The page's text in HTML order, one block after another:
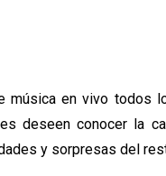
en vivo todos
deseen conocer la
y sorpresas del